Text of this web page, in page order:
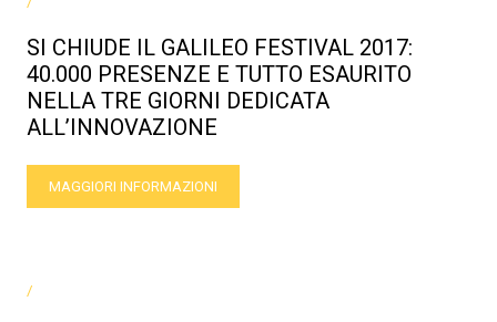
SI CHIUDE IL GALILEO FESTIVAL 2017:
40.000 PRESENZE E TUTTO ESAURITO
NELLA TRE GIORNI DEDICATA
ALL’INNOVAZIONE
MAGGIORI INFORMAZIONI
/